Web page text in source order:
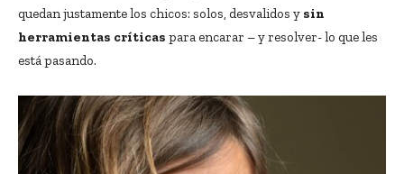
quedan justamente los chicos: solos, desvalidos y sin
herramientas críticas para encarar – y resolver- lo que les
está pasando.